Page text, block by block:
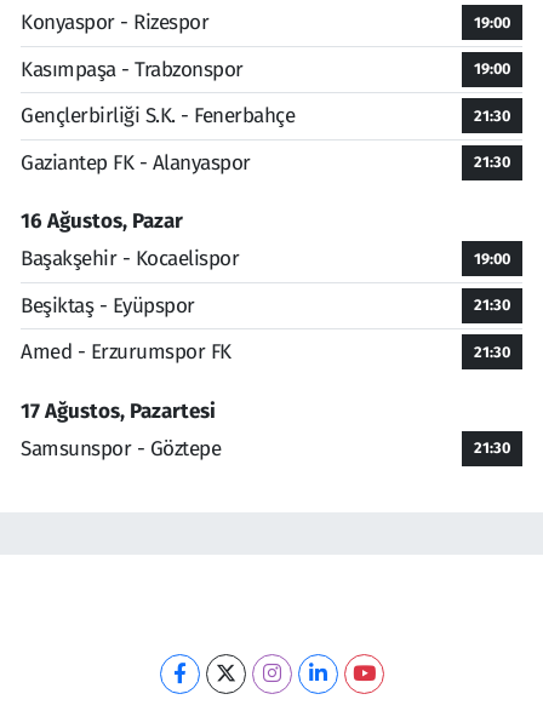
Konyaspor - Rizespor
19:00
Kasımpaşa - Trabzonspor 19:00
Gençlerbirliği S.K. - Fenerbahçe 21:30
Gaziantep FK - Alanyaspor 21:30
16 Ağustos, Pazar
Başakşehir - Kocaelispor
19:00
Beşiktaş - Eyüpspor 21:30
Amed - Erzurumspor FK 21:30
17 Ağustos, Pazartesi
Samsunspor - Göztepe
21:30